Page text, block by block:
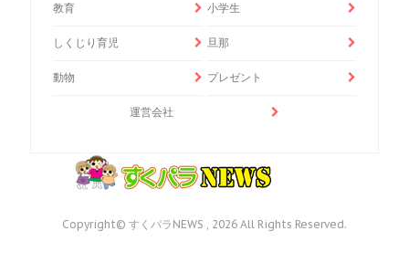
教育 小学生
しくじり育児 旦那
動物 プレゼント
運営会社
Copyright© すくパラNEWS , 2026 All Rights Reserved.